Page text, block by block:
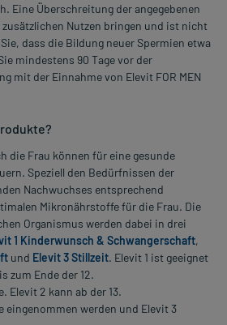
Eine Überschreitung der angegebenen
Nutzen bringen und ist nicht
dass die Bildung neuer Spermien etwa
mindestens 90 Tage vor der
mit der Einnahme von Elevit FOR MEN
die Frau können für eine gesunde
Speziell den Bedürfnissen der
Nachwuchses entsprechend
Mikronährstoffe für die Frau. Die
Organismus werden dabei in drei
1 Kinderwunsch & Schwangerschaft,
und Elevit 3 Stillzeit. Elevit 1 ist geeignet
zum Ende der 12.
Elevit 2 kann ab der 13.
eingenommen werden und Elevit 3